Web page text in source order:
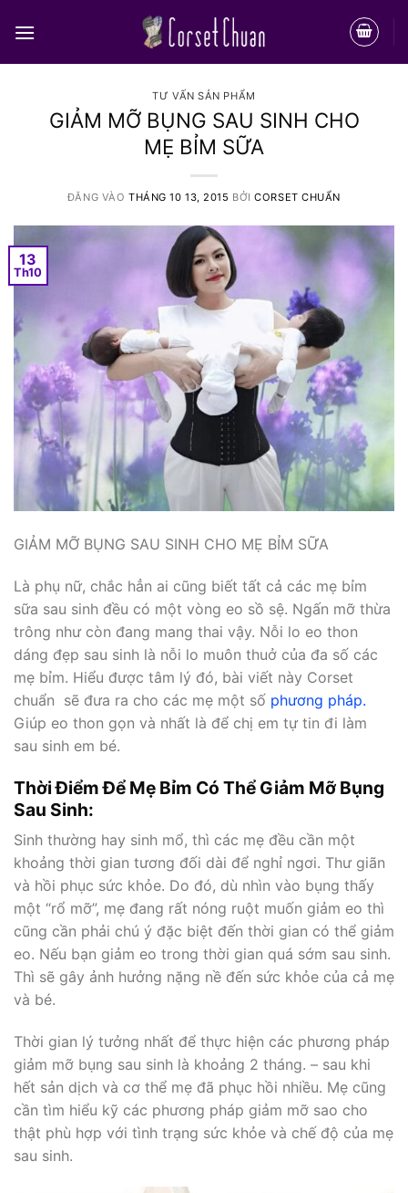
qua
TƯ VẤN SẢN PHẨM
GIẢM MỠ BỤNG SAU SINH CHO
MẸ BỈM SỮA
ĐĂNG VÀO THÁNG 10 13, 2015 BỞICORSET CHUẨN
13
Th10
GIẢM MỠ BỤNG SAU SINH CHO MẸ BỈM SỮA
Là phụ nữ, chắc hẳn ai cũng biết tất cả các mẹ bỉm
sữa sau sinh đều có một vòng eo sồ sệ. Ngấn mỡ thừa
trông như còn đang mang thai vậy. Nỗi lo eo thon
dáng đẹp sau sinh là nỗi lo muôn thuở của đa số các
mẹ bỉm. Hiểu được tâm lý đó, bài viết này Corset
chuẩn sẽ đưa ra cho các mẹ một số phương pháp.
Giúp eo thon gọn và nhất là để chị em tự tin đi làm
sau sinh em bé.
Thời Điểm Để Mẹ Bỉm Có Thể Giảm Mỡ Bụng
Sau Sinh:
Sinh thường hay sinh mổ, thì các mẹ đều cần một
khoảng thời gian tương đối dài để nghỉ ngơi. Thư giãn
và hồi phục sức khỏe. Do đó, dù nhìn vào bụng thấy
một “rổ mỡ”, mẹ đang rất nóng ruột muốn giảm eo thì
cũng cần phải chú ý đặc biệt đến thời gian có thể giảm
eo. Nếu bạn giảm eo trong thời gian quá sớm sau sinh.
Thì sẽ gây ảnh hưởng nặng nề đến sức khỏe của cả mẹ
và bé.
Thời gian lý tưởng nhất để thực hiện các phương pháp
giảm mỡ bụng sau sinh là khoảng 2 tháng. – sau khi
hết sản dịch và cơ thể mẹ đã phục hồi nhiều. Mẹ cũng
cần tìm hiểu kỹ các phương pháp giảm mỡ sao cho
thật phù hợp với tình trạng sức khỏe và chế độ của mẹ
sau sinh.